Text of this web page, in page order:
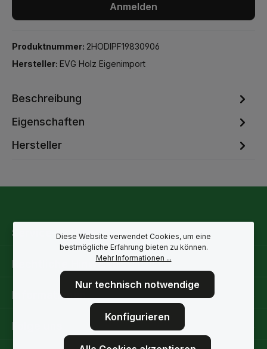
Anmelden
Produktnummer: 2HODIPF19830906
Hersteller: EVG Holz Eigenimport
Beschreibung
Eigenschaften
Hersteller
Service-Hotline
Rechtliche Hinweise
Informationen
Folge uns
Diese Website verwendet Cookies, um eine
bestmögliche Erfahrung bieten zu können.
Mehr Informationen ...
Nur technisch notwendige
Konfigurieren